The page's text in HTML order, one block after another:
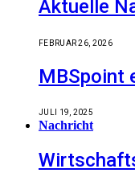
Aktuelle
FEBRUAR 26, 2026
MBSpoint
JULI 19, 2025
Nachricht